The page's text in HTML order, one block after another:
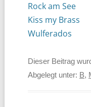
Rock am See
Kiss my Brass
Wulferados
Dieser Beitrag
Abgelegt unter: B,